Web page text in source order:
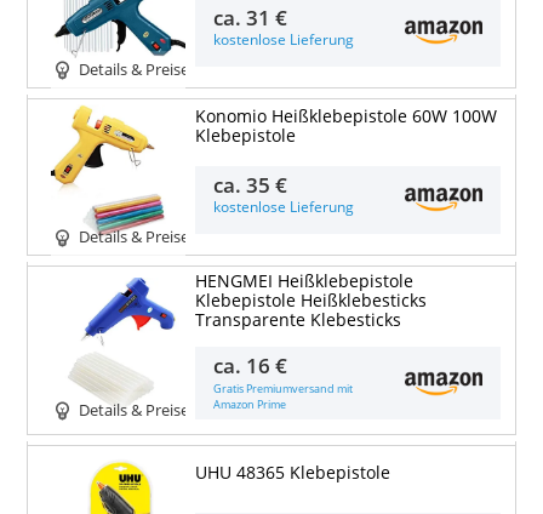
Details & Preise
ca.31 €
kostenlose Lieferung
Details & Preise
Konomio Heißklebepistole 60W 100W
Klebepistole
ca.35 €
kostenlose Lieferung
Details & Preise
HENGMEI Heißklebepistole
Klebepistole Heißklebesticks
Transparente Klebesticks
ca. 16 €
Gratis Premiumversand mit
Amazon Prime
UHU 48365 Klebepistole